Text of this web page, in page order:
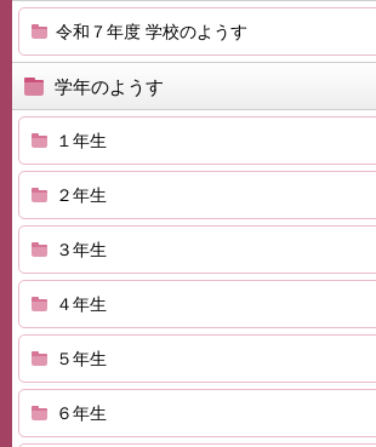
令和７年度 学校のようす
学年のようす
１年生
２年生
３年生
４年生
５年生
６年生